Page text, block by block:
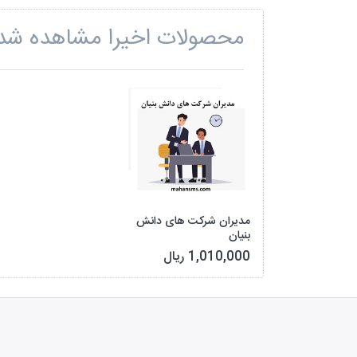
محصولات اخیرا مشاهده
مدیران شرکت های دانش
بنیان
1,010,000 ریال